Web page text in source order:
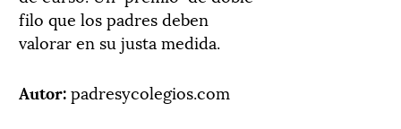
filo que los padres deben
valorar en su justa medida.
Autor:padresycolegios.com